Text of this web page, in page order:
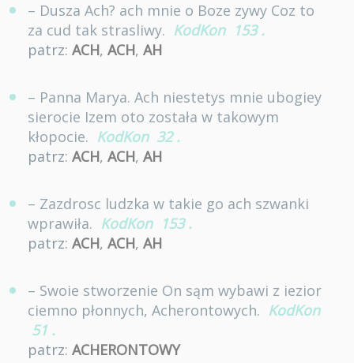
– Dusza Ach? ach mnie o Boze zywy Coz to
za cud tak strasliwy. KodKon 153 .
patrz: ACH, ACH, AH
– Panna Marya. Ach niestetys mnie ubogiey
sierocie Izem oto została w takowym
kłopocie. KodKon 32 .
patrz: ACH, ACH, AH
– Zazdrosc ludzka w takie go ach szwanki
wprawiła. KodKon 153 .
patrz: ACH, ACH, AH
– Swoie stworzenie On sąm wybawi z iezior
ciemno płonnych, Acherontowych. KodKon
51 .
patrz: ACHERONTOWY